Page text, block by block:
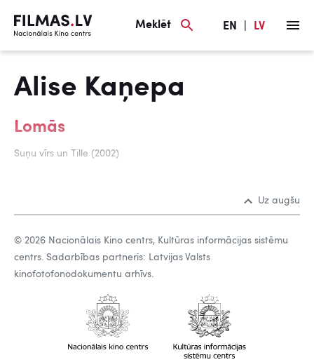
Meklēt EN LV
Alise Kaņepa
Lomās
Suņu vīrs un Tille (2002)
Uz augšu
© 2026 Nacionālais Kino centrs, Kultūras informācijas sistēmu
centrs. Sadarbības partneris: Latvijas Valsts
kinofotofonodokumentu arhīvs.